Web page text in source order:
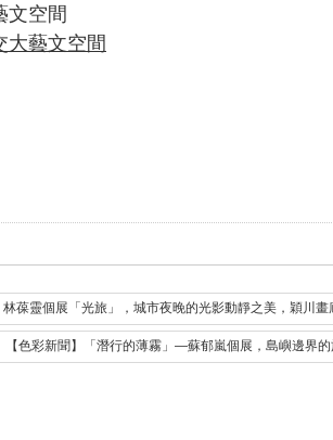
文空間
大藝文空間
林葆靈個展「光旅」，城市夜晚的光影動靜之美，穎川畫
【色彩新聞】「潛行的薄霧」—蘇郁嵐個展，島嶼邊界